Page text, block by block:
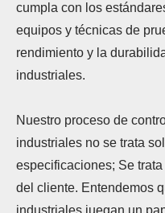
cumpla con los
equipos y técnicas de
rendimiento y la
industriales.
Nuestro proceso de
industriales no se trata
especificaciones; Se
del cliente. Entendemos
industriales juegan un